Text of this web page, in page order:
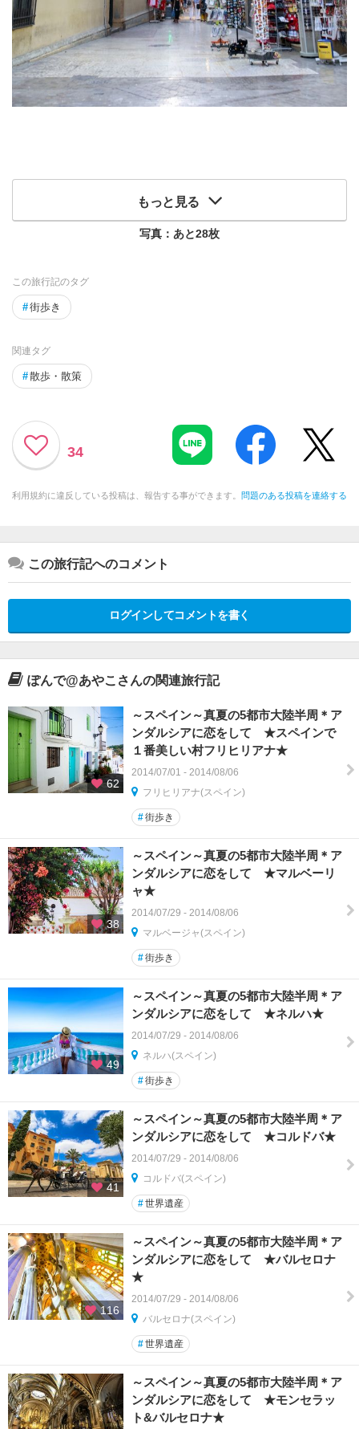
もっと見る
写真：あと28枚
この旅行記のタグ
#街歩き
関連タグ
#散歩・散策
34
利用規約に違反している投稿は、報告する事ができます。 問題のある投稿を連絡する
この旅行記へのコメント
ログインしてコメントを書く
ぽんで@あやこさんの関連旅行記
62
～スペイン～真夏の5都市大陸半周＊ア
ンダルシアに恋をして ★スペインで
１番美しい村フリヒリアナ★
2014/07/01 - 2014/08/06
フリヒリアナ(スペイン)
#街歩き
38
～スペイン～真夏の5都市大陸半周＊ア
ンダルシアに恋をして ★マルベーリ
ャ★
2014/07/29 - 2014/08/06
マルベージャ(スペイン)
#街歩き
49
～スペイン～真夏の5都市大陸半周＊ア
ンダルシアに恋をして ★ネルハ★
2014/07/29 - 2014/08/06
ネルハ(スペイン)
#街歩き
41
～スペイン～真夏の5都市大陸半周＊ア
ンダルシアに恋をして ★コルドバ★
2014/07/29 - 2014/08/06
コルドバ(スペイン)
#世界遺産
116
～スペイン～真夏の5都市大陸半周＊ア
ンダルシアに恋をして ★バルセロナ
★
2014/07/29 - 2014/08/06
バルセロナ(スペイン)
#世界遺産
～スペイン～真夏の5都市大陸半周＊ア
ンダルシアに恋をして ★モンセラッ
ト&バルセロナ★